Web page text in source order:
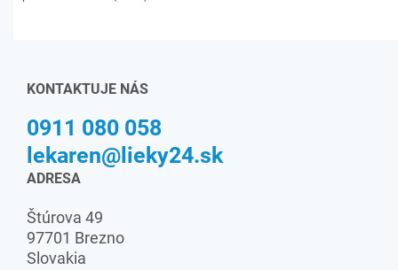
KONTAKTUJE NÁS
0911 080 058
lekaren@lieky24.sk
ADRESA
Štúrova 49
97701 Brezno
Slovakia